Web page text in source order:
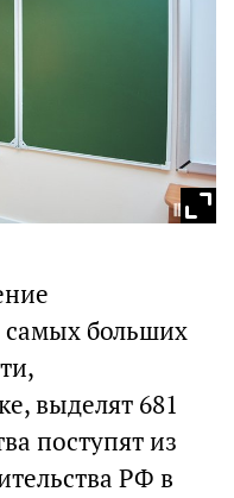
самых больших
выделят 681
поступят из
РФ в